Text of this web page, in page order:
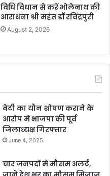
विधि विधान से करें भोलेनाथ की
आराधना श्री महंत डॉ रविंद्रपुरी
August 2, 2026
बेटी का यौन शोषण कराने के
आरोप में भाजपा की पूर्व
जिलाध्यक्ष गिरफ्तार
June 4, 2025
चार जनपदों में मौसम अलर्ट,